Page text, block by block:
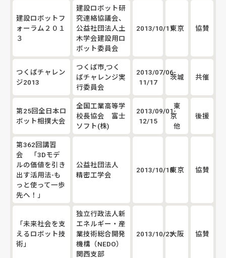
建設ロボットフ
ォーラム２０１
３
建設ロボット研
究連絡協議会、
公益社団法人土
木学会建設用ロ
ボット委員会
2013/10/11東京 協賛
つくばチャレン
ジ2013
つくば市,つく
ばチャレンジ実
行委員会
2013/07/06-
11/17
茨城 共催
第25回全日本ロ
ボット相撲大会
全国工業高等学
校長協会 富士
ソフト(株)
2013/09/01-
12/15
東
京
他
後援
第362回講習
会 「3Dモデ
ルの価値を引き
出す活用法-も
っと使って一歩
先へ！」
公益社団法人
精密工学会
2013/10/18東京 協賛
「未来社会を支
えるロボット技
術」
独立行政法人新
エネルギー・産
業技術総合開発
機構（NEDO）
関西支部
2013/10/23大阪 協賛